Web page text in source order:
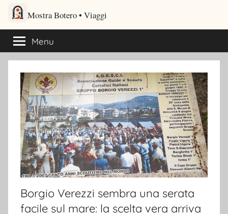
Salta
contenuto
Mostra Botero – Viaggi
Viaggi culturali e itinerari turistici per gli amanti dei viaggi
Menu
Borgio Verezzi sembra una serata
facile sul mare: la scelta vera arriva